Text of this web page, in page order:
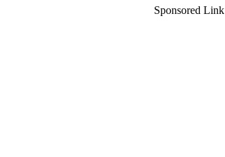
Sponsored Link